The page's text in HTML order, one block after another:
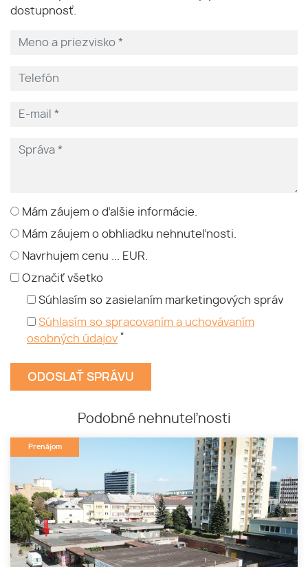
dostupnosť.
Mám záujem o ďalšie informácie.
Mám záujem o obhliadku nehnuteľnosti.
Navrhujem cenu ... EUR.
Označiť všetko
Súhlasím so zasielaním marketingových správ
Súhlasím so spracovaním a uchovávaním
osobných údajov *
Podobné nehnuteľnosti
Prenájom